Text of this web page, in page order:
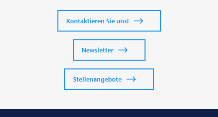
Kontaktieren Sie uns!
Newsletter
Stellenangebote